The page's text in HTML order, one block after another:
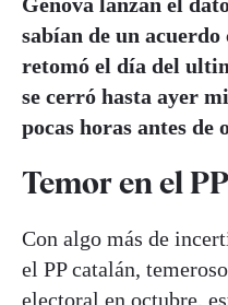
sabían de un acuerdo
retomó el día del
se cerró hasta ayer
pocas horas antes
Temor en el
Con algo más de
el PP catalán,
electoral en octubre,